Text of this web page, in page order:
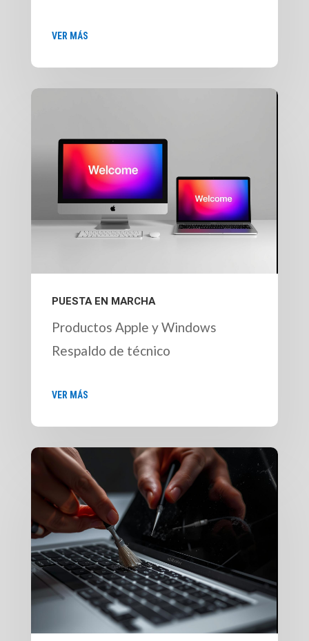
VER MÁS
PUESTA EN MARCHA
Productos Apple y Windows
Respaldo de técnico
VER MÁS